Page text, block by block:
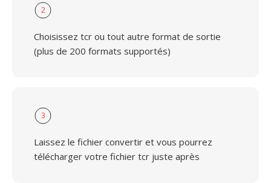
2
Choisissez tcr ou tout autre format de sortie
(plus de 200 formats supportés)
3
Laissez le fichier convertir et vous pourrez
télécharger votre fichier tcr juste après